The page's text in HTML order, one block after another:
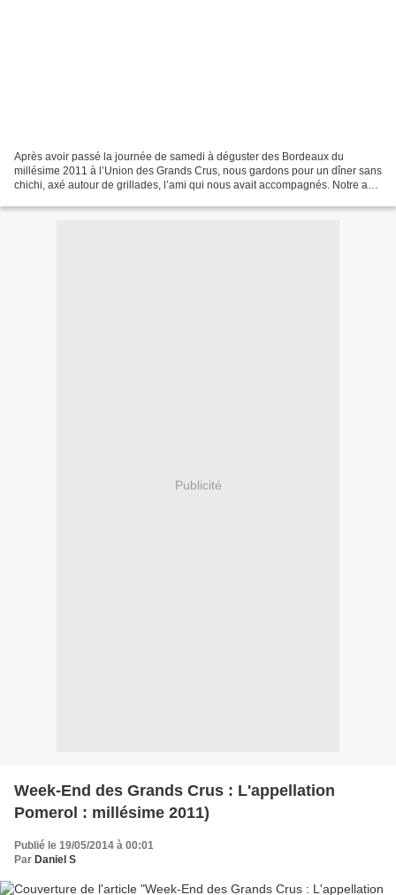
Après avoir passé la journée de samedi à déguster des Bordeaux du
millésime 2011 à l’Union des Grands Crus, nous gardons pour un dîner sans
chichi, axé autour de grillades, l’ami qui nous avait accompagnés. Notre ami
Publicité
Week-End des Grands Crus : L'appellation
Pomerol : millésime 2011)
Publié le 19/05/2014 à 00:01
Par Daniel S